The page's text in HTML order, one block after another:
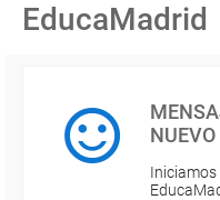
EducaMadrid
NUEVO
Iniciamos